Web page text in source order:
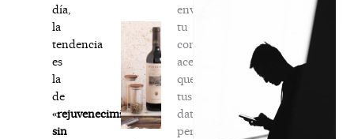
día,
la
tendencia
es
la
de
«rejuvenecimiento
sin
enviar
tu
comentario,
aceptas
que
tus
datos
personales